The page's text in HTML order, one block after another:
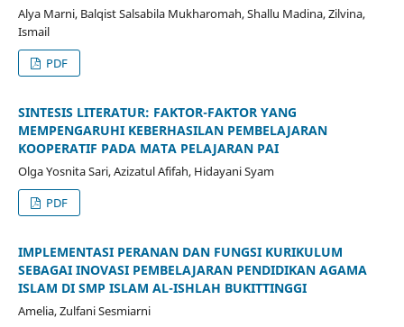
Alya Marni, Balqist Salsabila Mukharomah, Shallu Madina, Zilvina,
Ismail
PDF
SINTESIS LITERATUR: FAKTOR-FAKTOR YANG
MEMPENGARUHI KEBERHASILAN PEMBELAJARAN
KOOPERATIF PADA MATA PELAJARAN PAI
Olga Yosnita Sari, Azizatul Afifah, Hidayani Syam
PDF
IMPLEMENTASI PERANAN DAN FUNGSI KURIKULUM
SEBAGAI INOVASI PEMBELAJARAN PENDIDIKAN AGAMA
ISLAM DI SMP ISLAM AL-ISHLAH BUKITTINGGI
Amelia, Zulfani Sesmiarni